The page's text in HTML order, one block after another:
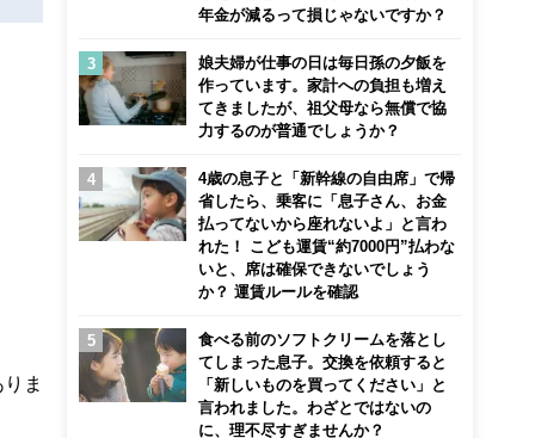
ま
年金が減るって損じゃないですか？
娘夫婦が仕事の日は毎日孫の夕飯を
作っています。家計への負担も増え
てきましたが、祖父母なら無償で協
力するのが普通でしょうか？
4歳の息子と「新幹線の自由席」で帰
省したら、乗客に「息子さん、お金
払ってないから座れないよ」と言わ
れた！ こども運賃“約7000円”払わな
いと、席は確保できないでしょう
か？ 運賃ルールを確認
食べる前のソフトクリームを落とし
てしまった息子。交換を依頼すると
「新しいものを買ってください」と
言われました。わざとではないの
に、理不尽すぎませんか？